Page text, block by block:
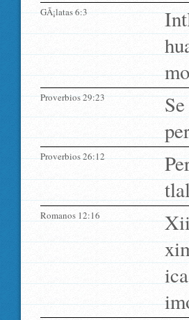
GÃ¡latas 6:3
Proverbios 29:23
Proverbios 26:12
Romanos 12:16